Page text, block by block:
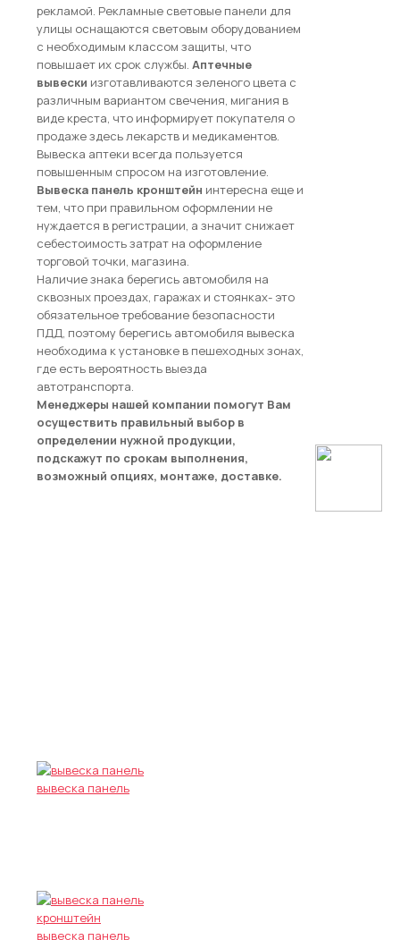
рекламой. Рекламные световые панели для
улицы оснащаются световым оборудованием
с необходимым классом защиты, что
повышает их срок службы. Аптечные
вывески изготавливаются зеленого цвета с
различным вариантом свечения, мигания в
виде креста, что информирует покупателя о
продаже здесь лекарств и медикаментов.
Вывеска аптеки всегда пользуется
повышенным спросом на изготовление.
Вывеска панель кронштейн интересна еще и
тем, что при правильном оформлении не
нуждается в регистрации, а значит снижает
себестоимость затрат на оформление
торговой точки, магазина.
Наличие знака берегись автомобиля на
сквозных проездах, гаражах и стоянках- это
обязательное требование безопасности
ПДД, поэтому берегись автомобиля вывеска
необходима к установке в пешеходных зонах,
где есть вероятность выезда
автотранспорта.
Менеджеры нашей компании помогут Вам
осуществить правильный выбор в
определении нужной продукции,
подскажут по срокам выполнения,
возможный опциях, монтаже, доставке.
вывеска панель
вывеска панель